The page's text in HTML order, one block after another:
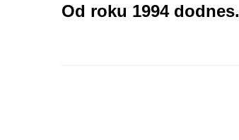
Od roku 1994 dodnes.